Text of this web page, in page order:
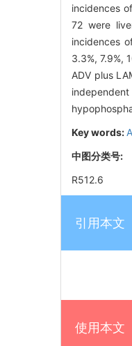
incidences
72 were
incidences
3.3%, 7.9%,
ADV plus
Key words:
中图分类号:
R512.6
引用本文
使用本文